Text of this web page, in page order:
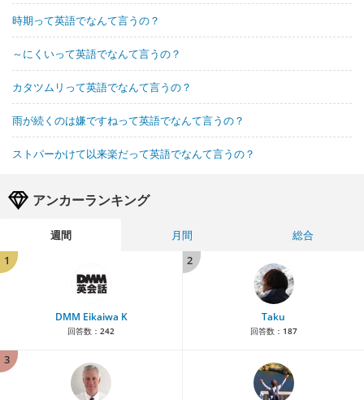
時期って英語でなんて言うの？
～にくいって英語でなんて言うの？
カタツムリって英語でなんて言うの？
雨が続くのは嫌ですねって英語でなんて言うの？
ストパーかけて以来楽だって英語でなんて言うの？
アンカーランキング
週間 月間
総合
1
DMM Eikaiwa K
回答数： 242
2
Taku
回答数： 187
3